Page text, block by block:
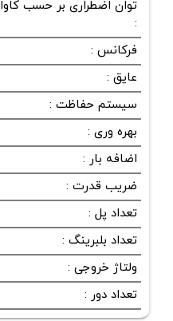
توان اضطراری بر حسب کاوا
:
فرکانس :
عایق :
سیستم حفاظت :
بهره وری :
اضافه بار :
ضریب قدرت :
تعداد پل :
تعداد بلبرینگ :
ولتاژ خروجی :
تعداد دور :